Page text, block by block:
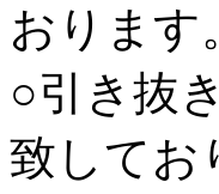
おります
○引き抜
致してお